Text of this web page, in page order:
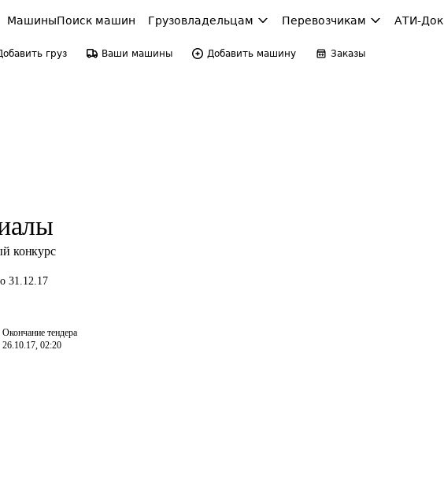
МашиныПоиск машин Грузовладельцам Перевозчикам АТИ-
груз Ваши машины Добавить машину Заказы
конкурс
31.12.17
Окончание тендера
26.10.17, 02:20